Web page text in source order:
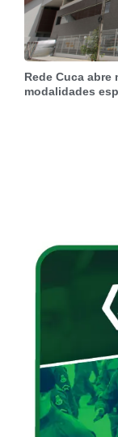
Rede Cuca abre
modalidades